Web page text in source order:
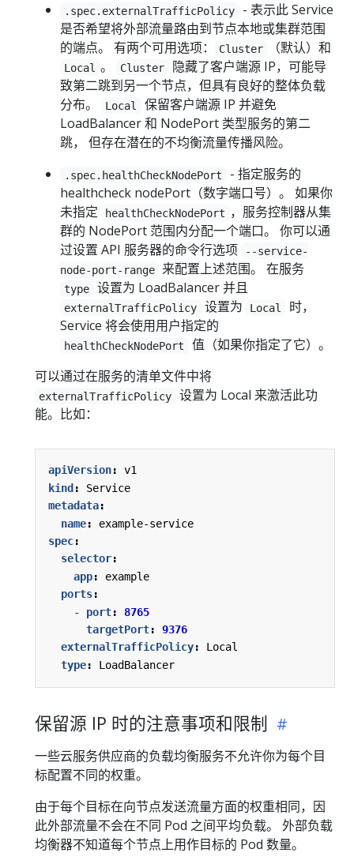
.spec.externalTrafficPolicy
- 表示此 Service
是否希望将外部流量路由到节点本地或集群范围
的端点。 有两个可用选项：
Cluster （默认）和
Local 。 Cluster
隐藏了客户端源 IP，可能导
致第二跳到另一个节点，但具有良好的整体负载
分布。
Local
保留客户端源 IP 并避免
LoadBalancer 和 NodePort 类型服务的第二
跳， 但存在潜在的不均衡流量传播风险。
.spec.healthCheckNodePort
- 指定服务的
healthcheck nodePort（数字端口号）。 如果你
未指定
healthCheckNodePort ，服务控制器从集
群的 NodePort 范围内分配一个端口。 你可以通
过设置 API 服务器的命令行选项
--service-
node-port-range 来配置上述范围。 在服务
type 设置为 LoadBalancer 并且
externalTrafficPolicy 设置为 Local
时，
Service 将会使用用户指定的
healthCheckNodePort
值（如果你指定了它）。
可以通过在服务的清单文件中将
externalTrafficPolicy
设置为 Local 来激活此功
能。比如：
apiVersion:
v1
kind :
Service
metadata:
name:
example-service
spec:
selector:
app:
example
ports:
- port:
8765
targetPort:
9376
externalTrafficPolicy:
Local
type: LoadBalancer
保留源 IP 时的注意事项和限制
一些云服务供应商的负载均衡服务不允许你为每个目
标配置不同的权重。
由于每个目标在向节点发送流量方面的权重相同，因
此外部流量不会在不同 Pod 之间平均负载。 外部负载
均衡器不知道每个节点上用作目标的 Pod 数量。